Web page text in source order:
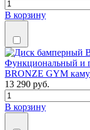
В корзину
Функциональный и
BRONZE GYM
13 290 руб.
В корзину